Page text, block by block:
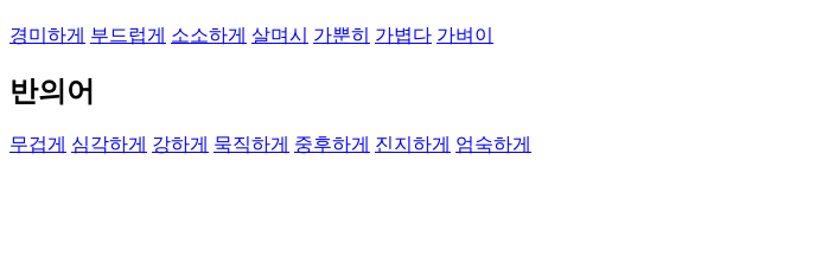
경미하게 부드럽게 소소하게 살며시 가뿐히 가볍다 가벼이
반의어
무겁게 심각하게 강하게 묵직하게 중후하게 진지하게 엄숙하게